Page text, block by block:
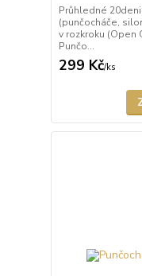
Průhledné
(punčocháče,
v rozkroku (Open
Punčo...
299 Kč/ks